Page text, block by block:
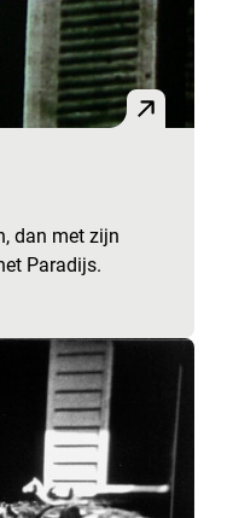
dan met zijn
Paradijs.